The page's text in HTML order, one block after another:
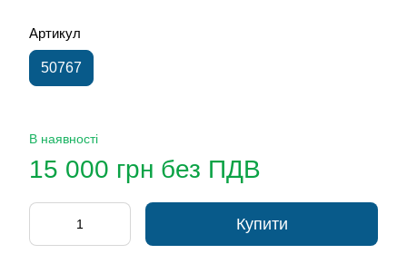
Артикул
50767
В наявності
15 000 грн без ПДВ
Купити